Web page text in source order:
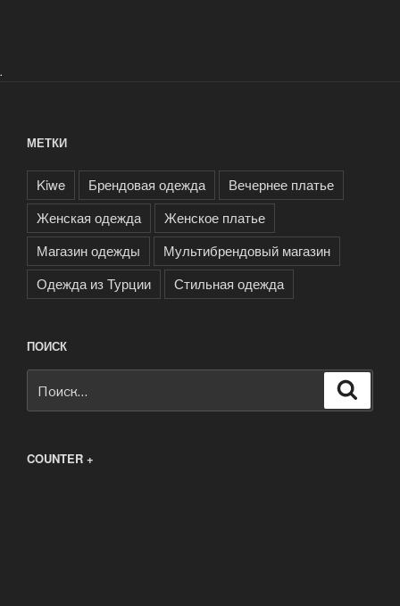
.
МЕТКИ
Kiwe Брендовая одежда
Вечернее платье
Женская одежда
Женское платье
Магазин одежды
Мультибрендовый магазин
Одежда из Турции
Стильная одежда
ПОИСК
COUNTER +